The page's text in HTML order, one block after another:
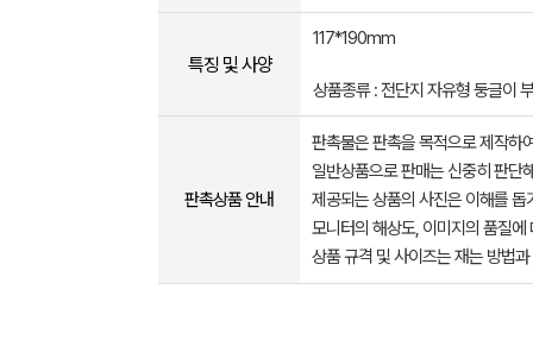
특징 및 사양
117*190mm
상품종류 : 전단지 자유형 둥글이
판촉상품 안내
판촉물은 판촉을 목적으로 제작하
일반상품으로 판매는 신중히 판단
제공되는 상품의 사진은 이해를
모니터의 해상도, 이미지의 품질
상품 규격 및 사이즈는 재는 방법